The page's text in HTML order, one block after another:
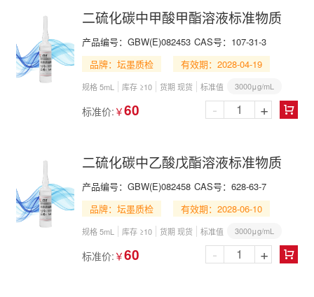
二硫化碳中甲酸甲酯溶液标准物质
产品编号： GBW(E)082453 CAS号： 107-31-3
品牌：坛墨质检
有效期：2028-04-19
规格 5mL 库存 ≥10 货期 现货 标准值 3000μg/mL
标准价: ￥60 
- +
二硫化碳中乙酸戊酯溶液标准物质
产品编号： GBW(E)082458 CAS号： 628-63-7
品牌：坛墨质检
有效期：2028-06-10
规格 5mL 库存 ≥10 货期 现货 标准值 3000μg/mL
标准价: ￥60 
- +